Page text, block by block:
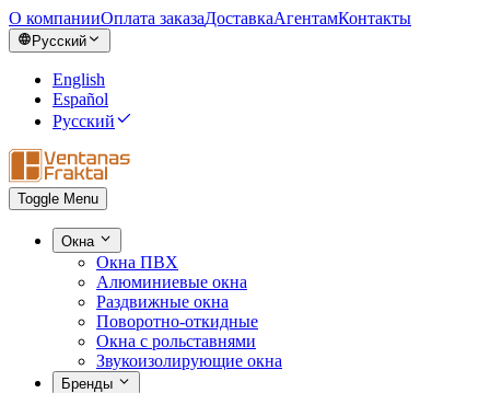
О компанииОплата заказаДоставкаАгентамКонтакты
Русский
English
Español
Русский
Toggle Menu
Окна
Окна ПВХ
Алюминиевые окна
Раздвижные окна
Поворотно-откидные
Окна с рольставнями
Звукоизолирующие окна
Бренды